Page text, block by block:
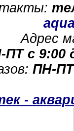
Адрес
ПТ с 9:00
ПН-ПТ
-